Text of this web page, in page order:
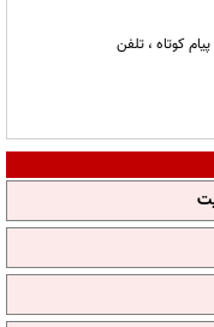
کوتاه ، تلفن